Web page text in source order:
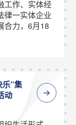
工作、实体经
律一实体企业
合力，6月18
”集
动